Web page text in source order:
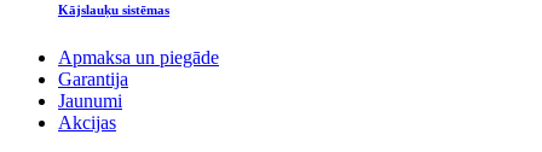
Kājslauķu sistēmas
Apmaksa un piegāde
Garantija
Jaunumi
Akcijas